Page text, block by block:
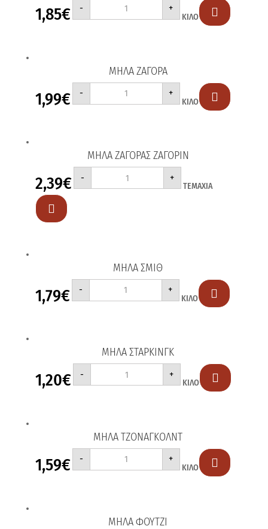
1,85€ -
ΓΚΟΛΝΤΕΝ
ποσότητα
+
ΚΙΛΟ 
ΜΗΛΑ ΖΑΓΟΡΑ
1,99€ -
ΜΗΛΑ
ποσότητα
+
ΚΙΛΟ 
ΜΗΛΑ ΖΑΓΟΡΑΣ ΖΑΓΟΡΙΝ
2,39€ -
ΜΗΛΑ
ΖΑΓΟΡΙΝ
+
ΤΕΜΑΧΙΑ

ΜΗΛΑ ΣΜΙΘ
1,79€ -
ΜΗΛΑ
ποσότητα
+
ΚΙΛΟ 
ΜΗΛΑ ΣΤΑΡΚΙΝΓΚ
1,20€ -
ΜΗΛΑ
ΣΤΑΡΚΙΝΓΚ
ποσότητα
+
ΚΙΛΟ 
ΜΗΛΑ ΤΖΟΝΑΓΚΟΛΝΤ
1,59€ -
ΜΗΛΑ
ΤΖΟΝΑΓΚΟΛΝΤ
ποσότητα
+
ΚΙΛΟ 
ΜΗΛΑ ΦΟΥΤΖΙ